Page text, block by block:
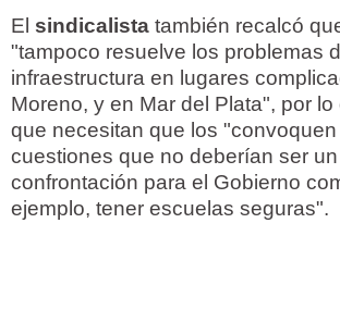
El sindicalista también recalcó
"tampoco resuelve los problemas
infraestructura en lugares
Moreno, y en Mar del Plata", por
que necesitan que los
cuestiones que no deberían ser
confrontación para el Gobierno
ejemplo, tener escuelas seguras".